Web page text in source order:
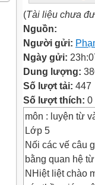
(Tài liệu chưa
Nguồn:
Người gửi:
Ngày gửi:
Dung lượng:
Số lượt tải: 447
Số lượt thích: 0
môn : luyện từ
Lớp 5
Nối các vế câu
bằng quan hệ từ
NHiệt liệt chào